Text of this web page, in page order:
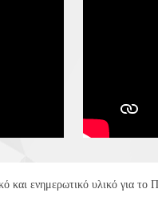
και ενημερωτικό υλικό για